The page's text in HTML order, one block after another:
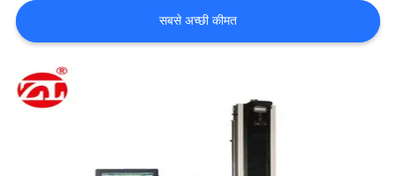
करें
समाचार
सबसे अच्छी कीमत